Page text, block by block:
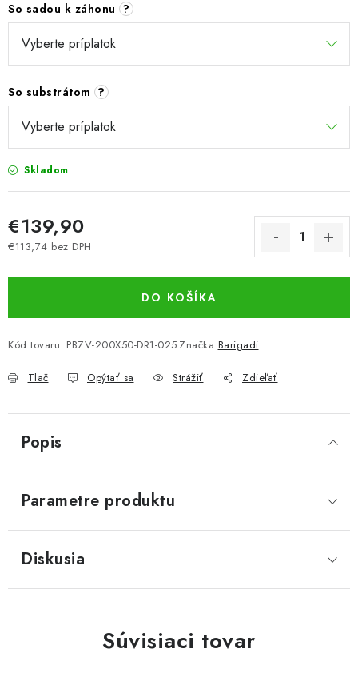
So sadou k záhonu ?
So substrátom ?
Skladom
€139,90
€113,74 bez DPH
DO KOŠÍKA
Kód tovaru: PBZV-200X50-DR1-025 Značka:Barigadi
Tlač Opýtať sa Strážiť Zdieľať
Popis
Parametre produktu
Diskusia
Súvisiaci tovar